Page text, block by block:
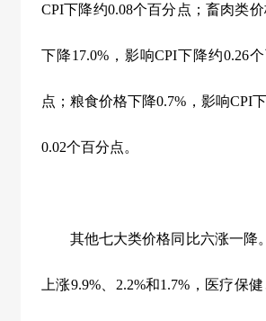
CPI下降约0.08个百分点；畜肉类
下降17.0%，影响CPI下降约0.26
点；粮食价格下降0.7% ，影响CPI
0.02个百分点。
其他七大类价格同比六涨一降。
上涨9.9%、 2.2%和1.7% ，医疗保